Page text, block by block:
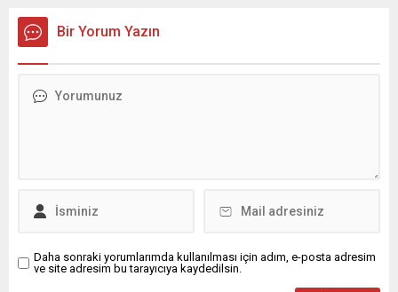
Bir Yorum Yazın
Daha sonraki yorumlarımda kullanılması için adım, e-posta adresim
ve site adresim bu tarayıcıya kaydedilsin.